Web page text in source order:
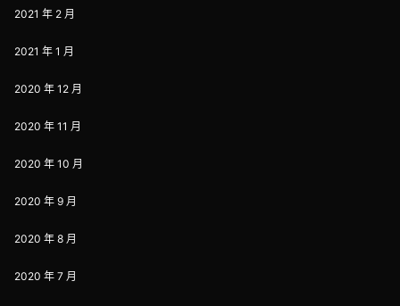
2021 年 2 月
2021 年 1 月
2020 年 12 月
2020 年 11 月
2020 年 10 月
2020 年 9 月
2020 年 8 月
2020 年 7 月